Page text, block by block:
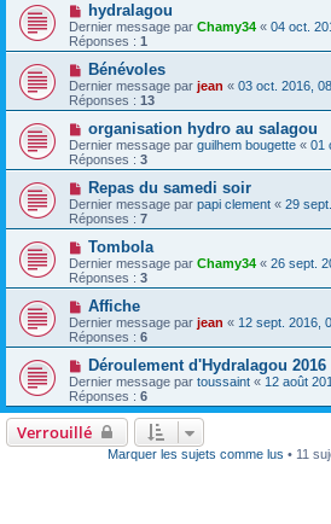
hydralagou
Dernier message par Chamy34 « 04 oct.
Réponses : 1
Bénévoles
Dernier message par jean « 03 oct. 2016,
Réponses : 13
organisation hydro au salagou
Dernier message par guilhem bougette « 01
Réponses : 3
Repas du samedi soir
Dernier message par papi clement « 29
Réponses : 7
Tombola
Dernier message par Chamy34 « 26 sept.
Réponses : 3
Affiche
Dernier message par jean « 12 sept. 2016,
Réponses : 6
Déroulement d'Hydralagou 2016
Dernier message par toussaint « 12 août
Réponses : 6
Verrouillé
Marquer les sujets comme lus • 11